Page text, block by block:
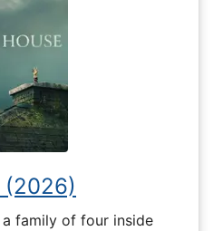
(2026)
family of four inside